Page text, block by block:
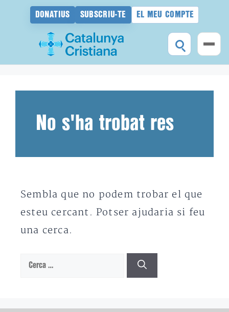
DONATIUS SUBSCRIU-TE EL MEU COMPTE
No s'ha trobat res
Sembla que no podem trobar el que
esteu cercant. Potser ajudaria si feu
una cerca.
Cerca: